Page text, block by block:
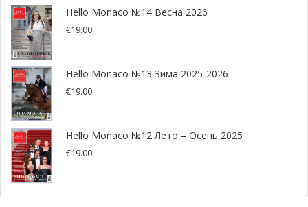
Перед дизайнерами и архитекторами стояла непростая
задача — необходимо было спроектировать
современный номер люкс так, чтобы он вписался в
классический дизайн знакового отеля Монако Hotel de
Paris.Архитектор Ричард Мартинет
Он сделал акцент на том, что нет ничего более
классического, чем сама фигура князя Ренье. Поэтому
многие предметы быта, что принадлежали ему, теперь
Hello Monaco №14 Весна 2026
€19.00
Hello Monaco №13 Зима 2025-2026
€19.00
Hello Monaco №12 Лето – Осень 2025
€19.00